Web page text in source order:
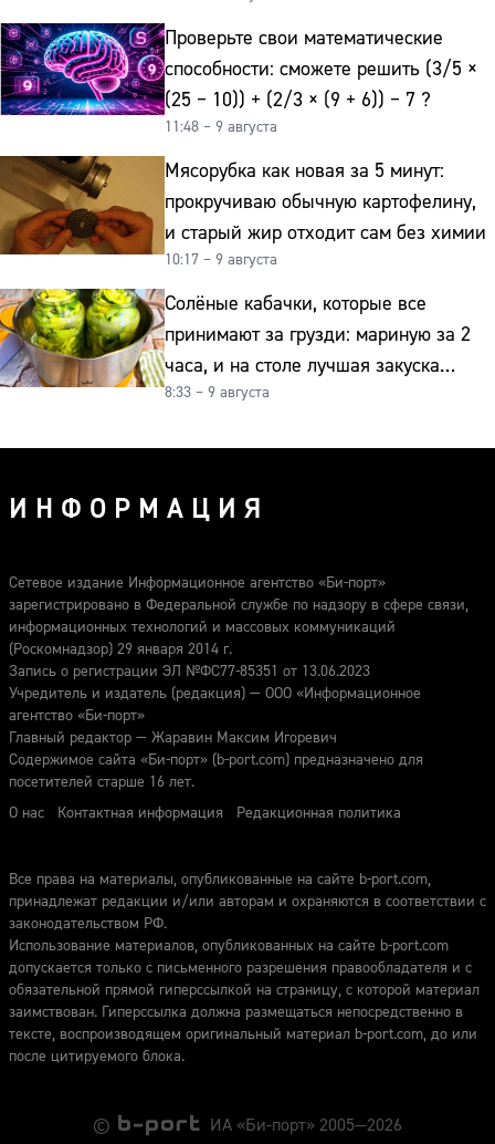
Проверьте свои математические
способности: сможете решить (3/5 ×
(25 − 10)) + (2/3 × (9 + 6)) − 7 ?
11:48 – 9 августа
Мясорубка как новая за 5 минут:
прокручиваю обычную картофелину,
и старый жир отходит сам без химии
10:17 – 9 августа
Солёные кабачки, которые все
принимают за грузди: мариную за 2
часа, и на столе лучшая закуска
к картошке
8:33 – 9 августа
ИНФОРМАЦИЯ
Сетевое издание Информационное агентство «Би-порт»
зарегистрировано в Федеральной службе по надзору в сфере связи,
информационных технологий и массовых коммуникаций
(Роскомнадзор) 29 января 2014 г.
Запись о регистрации ЭЛ №ФС77-85351 от 13.06.2023
Учредитель и издатель (редакция) — ООО «Информационное
агентство «Би-порт»
Главный редактор — Жаравин Максим Игоревич
Содержимое сайта «Би-порт» (b-port.com) предназначено для
посетителей старше 16 лет.
О нас
Контактная информация Редакционная политика
Все права на материалы, опубликованные на сайте b-port.com,
принадлежат редакции и/или авторам и охраняются в соответствии с
законодательством РФ.
Использование материалов, опубликованных на сайте b-port.com
допускается только с письменного разрешения правообладателя и с
обязательной прямой гиперссылкой на страницу, с которой материал
заимствован. Гиперссылка должна размещаться непосредственно в
тексте, воспроизводящем оригинальный материал b-port.com, до или
после цитируемого блока.
© ИА «Би-порт» 2005—2026